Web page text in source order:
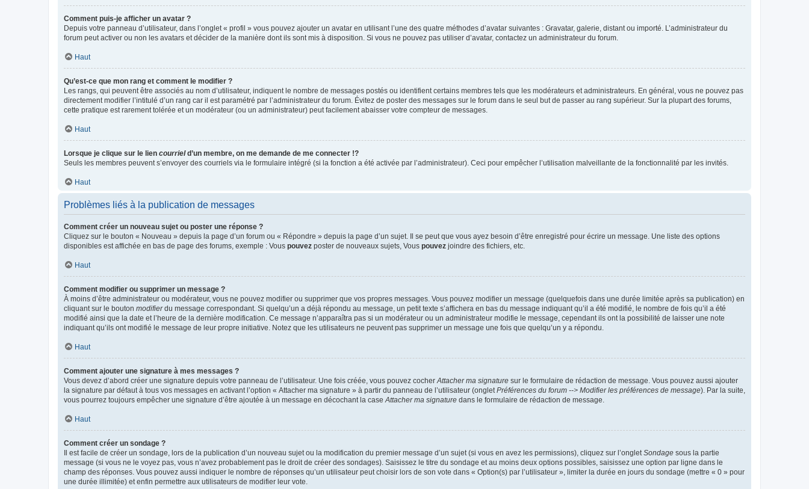
Comment puis-je afficher un avatar ?
Depuis votre panneau d’utilisateur, dans l’onglet « profil » vous pouvez ajouter un avatar en utilisant l’une des quatre méthodes d’avatar suivantes : Gravatar, galerie, distant ou importé. L’administrateur du
forum peut activer ou non les avatars et décider de la manière dont ils sont mis à disposition. Si vous ne pouvez pas utiliser d’avatar, contactez un administrateur du forum.
Haut
Qu’est-ce que mon rang et comment le modifier ?
Les rangs, qui peuvent être associés au nom d’utilisateur, indiquent le nombre de messages postés ou identifient certains membres tels que les modérateurs et administrateurs. En général, vous ne pouvez pas
directement modifier l’intitulé d’un rang car il est paramétré par l’administrateur du forum. Évitez de poster des messages sur le forum dans le seul but de passer au rang supérieur. Sur la plupart des forums,
cette pratique est rarement tolérée et un modérateur (ou un administrateur) peut facilement abaisser votre compteur de messages.
Haut
Lorsque je clique sur le lien courrield’un membre, on me demande de me connecter !?
Seuls les membres peuvent s’envoyer des courriels via le formulaire intégré (si la fonction a été activée par l’administrateur). Ceci pour empêcher l’utilisation malveillante de la fonctionnalité par les invités.
Haut
Problèmes liés à la publication de messages
Comment créer un nouveau sujet ou poster une réponse ?
Cliquez sur le bouton « Nouveau » depuis la page d’un forum ou « Répondre » depuis la page d’un sujet. Il se peut que vous ayez besoin d’être enregistré pour écrire un message. Une liste des options
disponibles est affichée en bas de page des forums, exemple : Vous pouvez poster de nouveaux sujets, Vous pouvez joindre des fichiers, etc.
Haut
Comment modifier ou supprimer un message ?
À moins d’être administrateur ou modérateur, vous ne pouvez modifier ou supprimer que vos propres messages. Vous pouvez modifier un message (quelquefois dans une durée limitée après sa publication) en
cliquant sur le bouton modifierdu message correspondant. Si quelqu’un a déjà répondu au message, un petit texte s’affichera en bas du message indiquant qu’il a été modifié, le nombre de fois qu’il a été
modifié ainsi que la date et l’heure de la dernière modification. Ce message n’apparaîtra pas si un modérateur ou un administrateur modifie le message, cependant ils ont la possibilité de laisser une note
indiquant qu’ils ont modifié le message de leur propre initiative. Notez que les utilisateurs ne peuvent pas supprimer un message une fois que quelqu’un y a répondu.
Haut
Comment ajouter une signature à mes messages ?
Vous devez d’abord créer une signature depuis votre panneau de l’utilisateur. Une fois créée, vous pouvez cocherAttacher ma signature sur le formulaire de rédaction de message. Vous pouvez aussi ajouter
la signature par défaut à tous vos messages en activant l’option « Attacher ma signature » à partir du panneau de l’utilisateur (ongletPréférences du forum --> Modifier les préférences de message). Par la suite,
vous pourrez toujours empêcher une signature d’être ajoutée à un message en décochant la caseAttacher ma signature dans le formulaire de rédaction de message.
Haut
Comment créer un sondage ?
Il est facile de créer un sondage, lors de la publication d’un nouveau sujet ou la modification du premier message d’un sujet (si vous en avez les permissions), cliquez sur l’ongletSondage sous la partie
message (si vous ne le voyez pas, vous n’avez probablement pas le droit de créer des sondages). Saisissez le titre du sondage et au moins deux options possibles, saisissez une option par ligne dans le
champ des réponses. Vous pouvez aussi indiquer le nombre de réponses qu’un utilisateur peut choisir lors de son vote dans « Option(s) par l’utilisateur », limiter la durée en jours du sondage (mettre « 0 » pour
une durée illimitée) et enfin permettre aux utilisateurs de modifier leur vote.